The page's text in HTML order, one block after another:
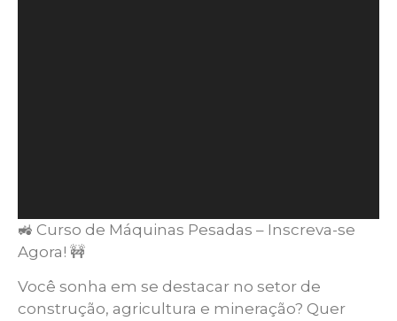
🚜 Curso de Máquinas Pesadas – Inscreva-se
Agora! 🚧
Você sonha em se destacar no setor de
construção, agricultura e mineração? Quer